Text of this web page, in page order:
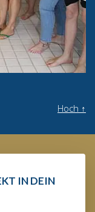
Hoch ↑
IN DEIN